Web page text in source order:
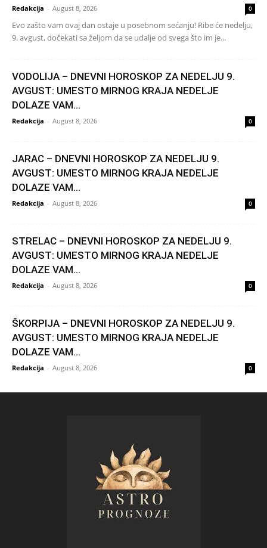
Redakcija - August 8, 2026 0
Evo zašto vam ovaj dan ostaje u posebnom sećanju! Ribe će nedelju,
9. avgust, dočekati sa željom da se udalje od svega što im je...
VODOLIJA – DNEVNI HOROSKOP ZA NEDELJU 9.
AVGUST: UMESTO MIRNOG KRAJA NEDELJE
DOLAZE VAM...
Redakcija - August 8, 2026 0
JARAC – DNEVNI HOROSKOP ZA NEDELJU 9.
AVGUST: UMESTO MIRNOG KRAJA NEDELJE
DOLAZE VAM...
Redakcija - August 8, 2026 0
STRELAC – DNEVNI HOROSKOP ZA NEDELJU 9.
AVGUST: UMESTO MIRNOG KRAJA NEDELJE
DOLAZE VAM...
Redakcija - August 8, 2026 0
ŠKORPIJA – DNEVNI HOROSKOP ZA NEDELJU 9.
AVGUST: UMESTO MIRNOG KRAJA NEDELJE
DOLAZE VAM...
Redakcija - August 8, 2026 0